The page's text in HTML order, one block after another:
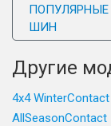
ШИН
Другие
4x4 WinterContact
AllSeasonContact